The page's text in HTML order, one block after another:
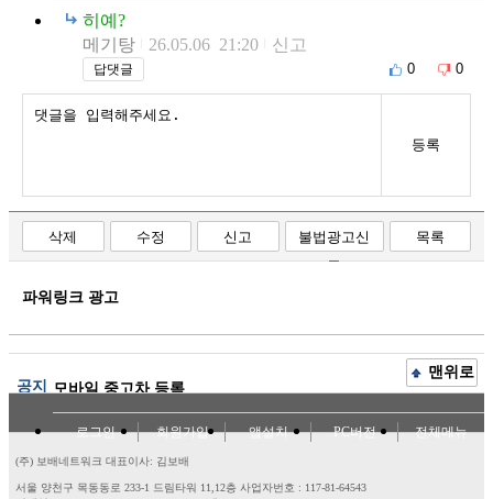
히예?
메기탕
26.05.06 21:20 신고
답댓글 0 0
등록
삭제 수정 신고
불법광고신
고
목록
파워링크 광고
공지 모바일 중고차 등록
맨위로
로그인 회원가입 앱설치 PC버전 전체메뉴
(주) 보배네트워크 대표이사: 김보배
서울 양천구 목동동로 233-1 드림타워 11,12층 사업자번호 : 117-81-64543